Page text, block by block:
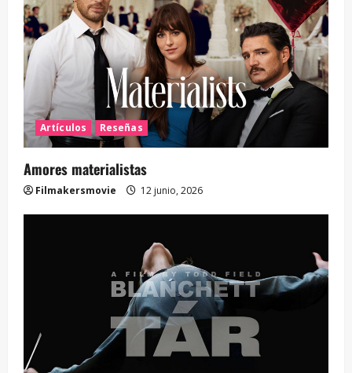
Artículos Reseñas
Amores materialistas
Filmakersmovie 12 junio, 2026